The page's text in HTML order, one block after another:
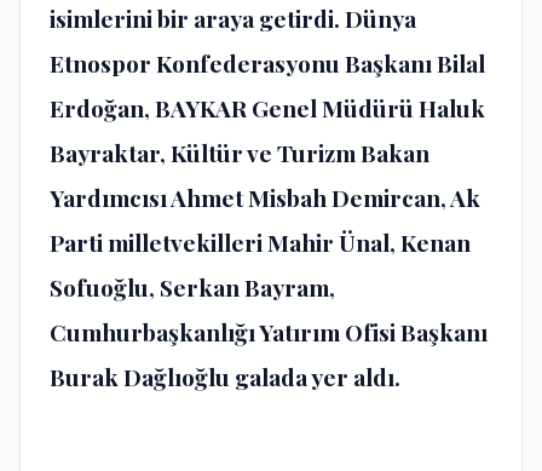
isimlerini bir araya getirdi. Dünya
Etnospor Konfederasyonu Başkanı Bilal
Erdoğan, BAYKAR Genel Müdürü Haluk
Bayraktar, Kültür ve Turizm Bakan
Yardımcısı Ahmet Misbah Demircan, Ak
Parti milletvekilleri Mahir Ünal, Kenan
Sofuoğlu, Serkan Bayram,
Cumhurbaşkanlığı Yatırım Ofisi Başkanı
Burak Dağlıoğlu galada yer aldı.